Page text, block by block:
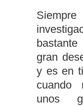
gran
y es en
cuando
unos